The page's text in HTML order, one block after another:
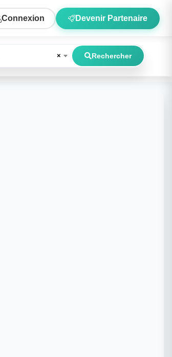
Connexion Devenir Partenaire
× Rechercher